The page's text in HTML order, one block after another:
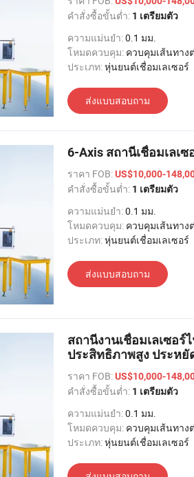
คำสั่งซื้อขั้นต่ำ: 1 เตรียมตัว
ความแม่นยำ:0.1 มม.
โหมดควบคุม: ควบคุมเส้นทาง
ประเภท:หุ่นยนต์เชื่อมเลเซอร์
ส่งแบบสอบถาม
6-Axis สถานีเชื่อมเล
ราคา FOB:US$10,000-
คำสั่งซื้อขั้นต่ำ: 1 เตรียมตัว
ความแม่นยำ:0.1 มม.
โหมดควบคุม: ควบคุมเส้นทาง
ประเภท:หุ่นยนต์เชื่อมเลเซอร์
ส่งแบบสอบถาม
สถานีงานเชื่อมเลเซอ
ประสิทธิภาพสูง ประหยั
ราคา FOB:US$10,000-
คำสั่งซื้อขั้นต่ำ: 1 เตรียมตัว
ความแม่นยำ:0.1 มม.
โหมดควบคุม: ควบคุมเส้นทาง
ประเภท:หุ่นยนต์เชื่อมเลเซอร์